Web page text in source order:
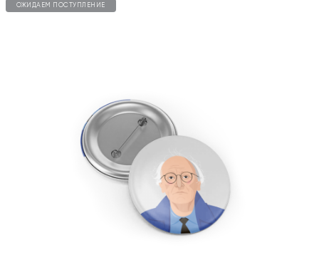
ОЖИДАЕМ ПОСТУПЛЕНИЕ